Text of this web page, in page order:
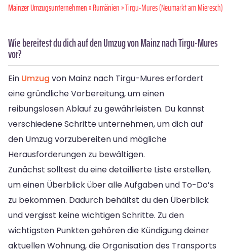
Mainzer Umzugsunternehmen»Rumänien» Tirgu-Mures (Neumarkt am Mieresch)
Wie bereitest du dich auf den Umzug von Mainz nach Tirgu-Mures
vor?
Ein Umzug von Mainz nach Tirgu-Mures erfordert
eine gründliche Vorbereitung, um einen
reibungslosen Ablauf zu gewährleisten. Du kannst
verschiedene Schritte unternehmen, um dich auf
den Umzug vorzubereiten und mögliche
Herausforderungen zu bewältigen.
Zunächst solltest du eine detaillierte Liste erstellen,
um einen Überblick über alle Aufgaben und To-Do’s
zu bekommen. Dadurch behältst du den Überblick
und vergisst keine wichtigen Schritte. Zu den
wichtigsten Punkten gehören die Kündigung deiner
aktuellen Wohnung, die Organisation des Transports